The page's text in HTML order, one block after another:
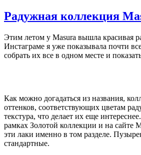
Радужная коллекция
Этим летом у Masura вышла красивая
Инстаграме я уже показывала почти
собрать их все в одном месте и
Как можно догадаться из названия,
оттенков, соответствующих цветам
текстура, что делает их еще
рамках Золотой коллекции и на сайте
эти лаки именно в том разделе.
стандартные.